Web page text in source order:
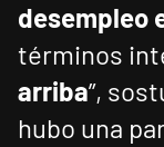
desempleo
términos
arriba”,
hubo una